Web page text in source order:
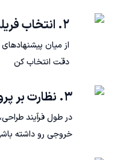
۲. انتخاب فریلنسر
از میان پیشنهادهای
دقت انتخاب کن
۳. نظارت بر پروژه
در طول فرآیند
خروجی رو داشته